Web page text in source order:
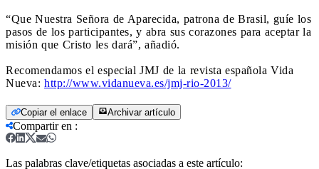
“Que Nuestra Señora de Aparecida, patrona de Brasil, guíe los
pasos de los participantes, y abra sus corazones para aceptar la
misión que Cristo les dará”, añadió.
Recomendamos el especial JMJ de la revista española Vida
Nueva: http://www.vidanueva.es/jmj-rio-2013/
Copiar el enlace Archivar artículo
Compartir en :
Las palabras clave/etiquetas asociadas a este artículo: